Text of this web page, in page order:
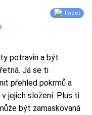
Tweet
potravin a být
Já se ti
přehled pokrmů a
jejich složení. Plus ti
být zamaskovaná